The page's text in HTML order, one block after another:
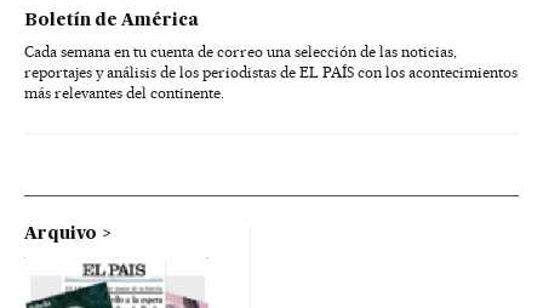
Boletín de América
Cada semana en tu cuenta de correo una selección de las noticias,
reportajes y análisis de los periodistas de EL PAÍS con los acontecimientos
más relevantes del continente.
Arquivo